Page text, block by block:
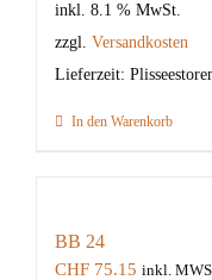
inkl. 8.1 % MwSt.
zzgl. Versandkosten
Lieferzeit:
In den Warenkorb
BB 24
CHF 75.15 inkl.